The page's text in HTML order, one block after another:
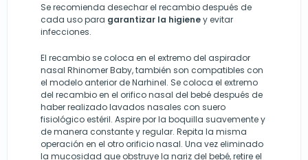
Se recomienda desechar el recambio después de
cada uso para garantizar la higieney evitar
infecciones.
El recambio se coloca en el extremo del aspirador
nasal Rhinomer Baby, también son compatibles con
el modelo anterior de Narhinel. Se coloca el extremo
del recambio en el orifico nasal del bebé después de
haber realizado lavados nasales con suero
fisiológico estéril. Aspire por la boquilla suavemente y
de manera constante y regular. Repita la misma
operación en el otro orificio nasal. Una vez eliminado
la mucosidad que obstruye la nariz del bebé, retire el